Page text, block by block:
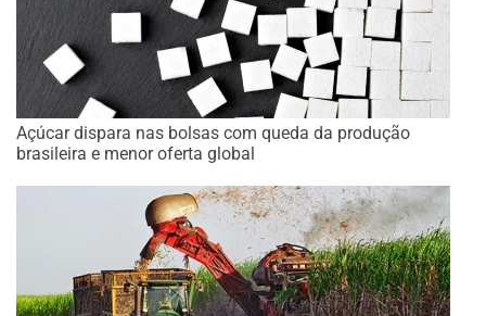
Açúcar dispara nas bolsas com queda da produção
brasileira e menor oferta global